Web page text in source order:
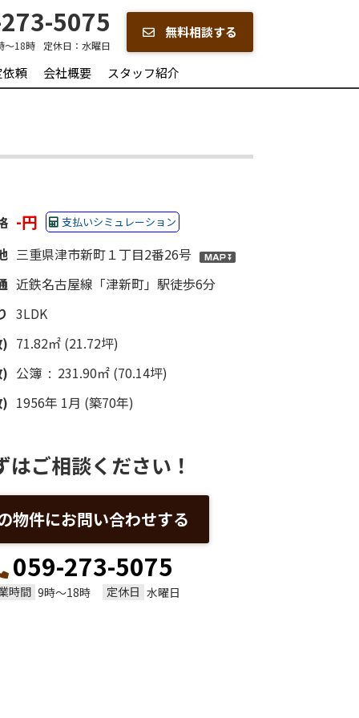
5075
～18時 定休日： 水曜日
無料相談する
依頼 会社概要 スタッフ紹介
-円 支払いシミュレーション
三重県津市新町１丁目2番26号
近鉄名古屋線「津新町」駅徒歩6分
3LDK
71.82㎡ (21.72坪)
公簿 : 231.90㎡ (70.14坪)
1956年 1月 (築70年)
はご相談ください！
物件にお問い合わせする
059-273-5075
時間 9時～18時 定休日 水曜日